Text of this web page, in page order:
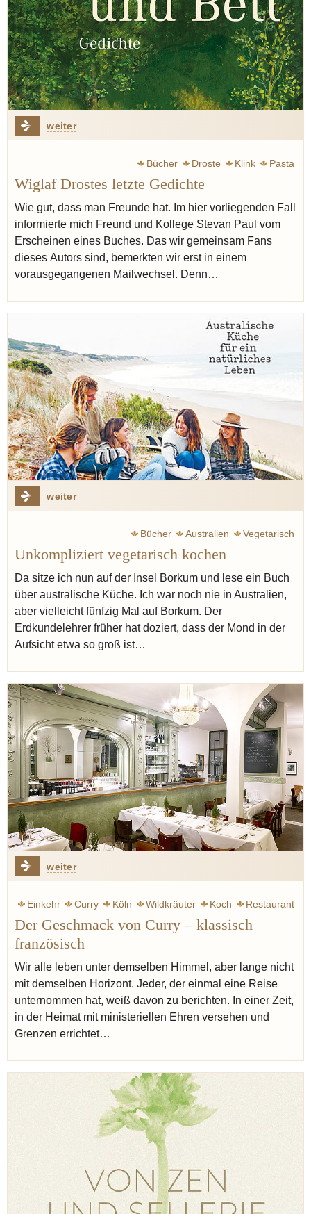
weiter
Bücher Droste Klink Pasta
Wiglaf Drostes letzte Gedichte
Wie gut, dass man Freunde hat. Im hier vorliegenden Fall
informierte mich Freund und Kollege Stevan Paul vom
Erscheinen eines Buches. Das wir gemeinsam Fans
dieses Autors sind, bemerkten wir erst in einem
vorausgegangenen Mailwechsel. Denn…
weiter
Bücher Australien Vegetarisch
Unkompliziert vegetarisch kochen
Da sitze ich nun auf der Insel Borkum und lese ein Buch
über australische Küche. Ich war noch nie in Australien,
aber vielleicht fünfzig Mal auf Borkum. Der
Erdkundelehrer früher hat doziert, dass der Mond in der
Aufsicht etwa so groß ist…
weiter
Einkehr Curry Köln Wildkräuter Koch Restaurant
Der Geschmack von Curry – klassisch
französisch
Wir alle leben unter demselben Himmel, aber lange nicht
mit demselben Horizont. Jeder, der einmal eine Reise
unternommen hat, weiß davon zu berichten. In einer Zeit,
in der Heimat mit ministeriellen Ehren versehen und
Grenzen errichtet…